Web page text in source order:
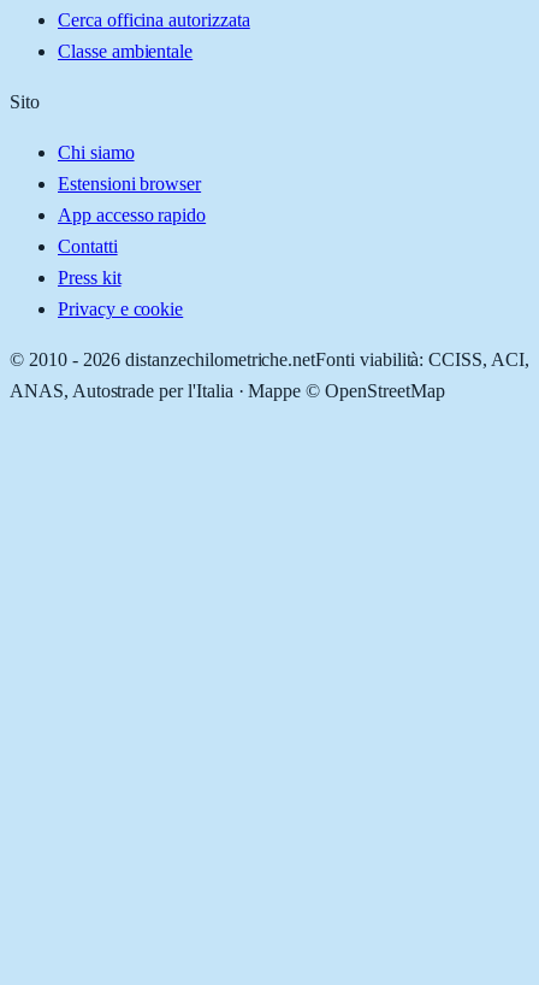
Cerca officina autorizzata
Classe ambientale
Sito
Chi siamo
Estensioni browser
App accesso rapido
Contatti
Press kit
Privacy e cookie
© 2010 - 2026 distanzechilometriche.netFonti viabilità: CCISS, ACI,
ANAS, Autostrade per l'Italia · Mappe © OpenStreetMap